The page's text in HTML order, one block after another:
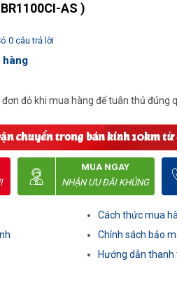
AS )
0 câu trả lời
hàng
đỏ khi mua hàng để tuân thủ đúng
MUA NGAY
NHẬN ƯU ĐÃI KHỦNG
Cách thức mua
Chính sách bảo
Hướng dẫn thanh